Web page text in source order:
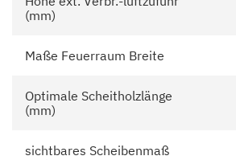
(mm)
Maße Feuerraum Breite
Optimale Scheitholzlänge
(mm)
sichtbares Scheibenmaß